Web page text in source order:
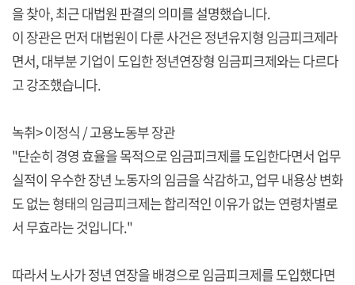
을 찾아, 최근 대법원 판결의 의미를 설명했습니다.
이 장관은 먼저 대법원이 다룬 사건은 정년유지형 임금피크제라
면서, 대부분 기업이 도입한 정년연장형 임금피크제와는 다르다
고 강조했습니다.
녹취> 이정식 / 고용노동부 장관
"단순히 경영 효율을 목적으로 임금피크제를 도입한다면서 업무
실적이 우수한 장년 노동자의 임금을 삭감하고, 업무 내용상 변화
도 없는 형태의 임금피크제는 합리적인 이유가 없는 연령차별로
서 무효라는 것입니다."
따라서 노사가 정년 연장을 배경으로 임금피크제를 도입했다면